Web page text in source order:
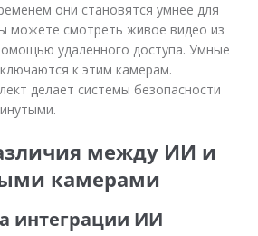
они становятся умнее для
можете смотреть живое видео из
удаленного доступа. Умные
к этим камерам.
делает системы безопасности
между ИИ и
камерами
интеграции ИИ